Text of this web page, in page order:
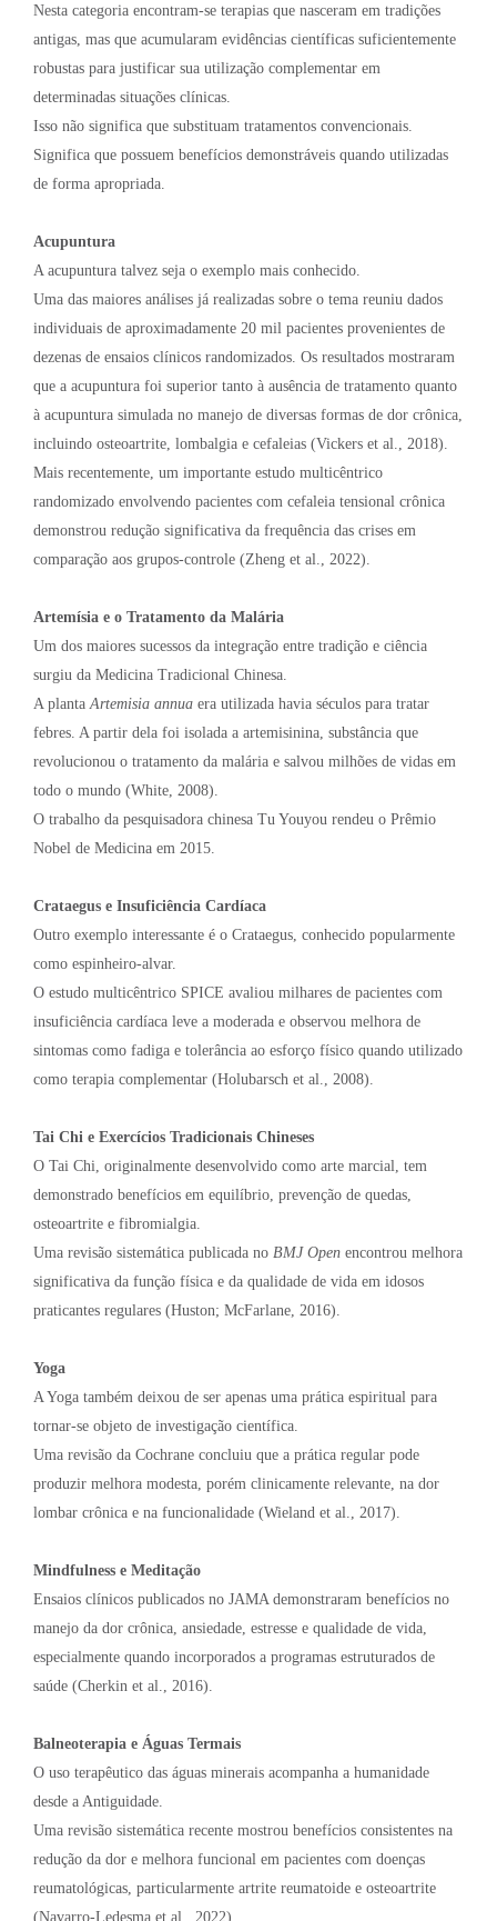
Nesta categoria encontram-se terapias que nasceram em tradições
antigas, mas que acumularam evidências científicas suficientemente
robustas para justificar sua utilização complementar em
determinadas situações clínicas.
Isso não significa que substituam tratamentos convencionais.
Significa que possuem benefícios demonstráveis quando utilizadas
de forma apropriada.
Acupuntura
A acupuntura talvez seja o exemplo mais conhecido.
Uma das maiores análises já realizadas sobre o tema reuniu dados
individuais de aproximadamente 20 mil pacientes provenientes de
dezenas de ensaios clínicos randomizados. Os resultados mostraram
que a acupuntura foi superior tanto à ausência de tratamento quanto
à acupuntura simulada no manejo de diversas formas de dor crônica,
incluindo osteoartrite, lombalgia e cefaleias (Vickers et al., 2018).
Mais recentemente, um importante estudo multicêntrico
randomizado envolvendo pacientes com cefaleia tensional crônica
demonstrou redução significativa da frequência das crises em
comparação aos grupos-controle (Zheng et al., 2022).
Artemísia e o Tratamento da Malária
Um dos maiores sucessos da integração entre tradição e ciência
surgiu da Medicina Tradicional Chinesa.
A planta Artemisia annua era utilizada havia séculos para tratar
febres. A partir dela foi isolada a artemisinina, substância que
revolucionou o tratamento da malária e salvou milhões de vidas em
todo o mundo (White, 2008).
O trabalho da pesquisadora chinesa Tu Youyou rendeu o Prêmio
Nobel de Medicina em 2015.
Crataegus e Insuficiência Cardíaca
Outro exemplo interessante é o Crataegus, conhecido popularmente
como espinheiro-alvar.
O estudo multicêntrico SPICE avaliou milhares de pacientes com
insuficiência cardíaca leve a moderada e observou melhora de
sintomas como fadiga e tolerância ao esforço físico quando utilizado
como terapia complementar (Holubarsch et al., 2008).
Tai Chi e Exercícios Tradicionais Chineses
O Tai Chi, originalmente desenvolvido como arte marcial, tem
demonstrado benefícios em equilíbrio, prevenção de quedas,
osteoartrite e fibromialgia.
Uma revisão sistemática publicada no BMJ Open encontrou melhora
significativa da função física e da qualidade de vida em idosos
praticantes regulares (Huston; McFarlane, 2016).
Yoga
A Yoga também deixou de ser apenas uma prática espiritual para
tornar-se objeto de investigação científica.
Uma revisão da Cochrane concluiu que a prática regular pode
produzir melhora modesta, porém clinicamente relevante, na dor
lombar crônica e na funcionalidade (Wieland et al., 2017).
Mindfulness e Meditação
Ensaios clínicos publicados no JAMA demonstraram benefícios no
manejo da dor crônica, ansiedade, estresse e qualidade de vida,
especialmente quando incorporados a programas estruturados de
saúde (Cherkin et al., 2016).
Balneoterapia e Águas Termais
O uso terapêutico das águas minerais acompanha a humanidade
desde a Antiguidade.
Uma revisão sistemática recente mostrou benefícios consistentes na
redução da dor e melhora funcional em pacientes com doenças
reumatológicas, particularmente artrite reumatoide e osteoartrite
(Navarro-Ledesma et al., 2022).